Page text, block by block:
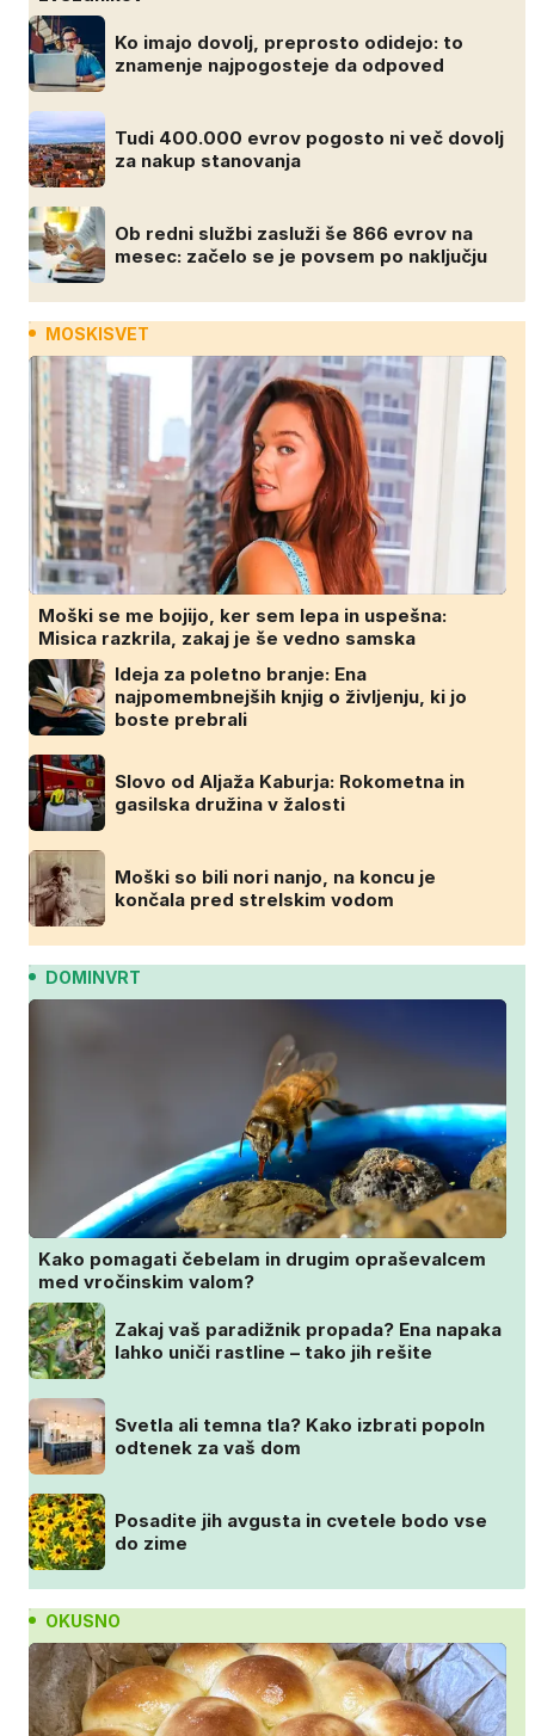
Ko imajo dovolj, preprosto odidejo: to
znamenje najpogosteje da odpoved
Tudi 400.000 evrov pogosto ni več dovolj
za nakup stanovanja
Ob redni službi zasluži še 866 evrov na
mesec: začelo se je povsem po naključju
MOSKISVET
Moški se me bojijo, ker sem lepa in uspešna:
Misica razkrila, zakaj je še vedno samska
Ideja za poletno branje: Ena
najpomembnejših knjig o življenju, ki jo
boste prebrali
Slovo od Aljaža Kaburja: Rokometna in
gasilska družina v žalosti
Moški so bili nori nanjo, na koncu je
končala pred strelskim vodom
DOMINVRT
Kako pomagati čebelam in drugim opraševalcem
med vročinskim valom?
Zakaj vaš paradižnik propada? Ena napaka
lahko uniči rastline – tako jih rešite
Svetla ali temna tla? Kako izbrati popoln
odtenek za vaš dom
Posadite jih avgusta in cvetele bodo vse
do zime
OKUSNO